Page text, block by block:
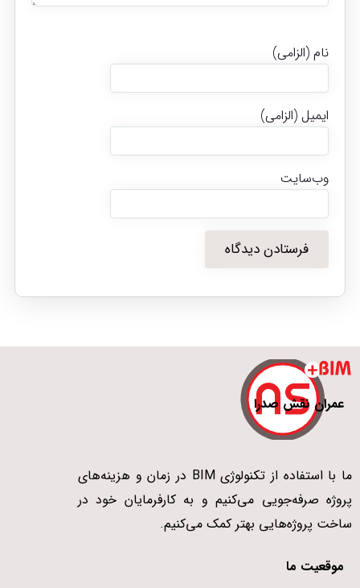
نام (الزامی)
ایمیل (الزامی)
وب‌سایت
عمران نقش صدرا
ما با استفاده از تکنولوژی BIM در زمان و هزینه‌های
پروژه صرفه‌جویی می‌کنیم و به کارفرمایان خود در
ساخت پروژه‌هایی بهتر کمک می‌کنیم.
موقعیت ما